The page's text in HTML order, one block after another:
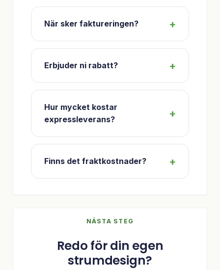
När sker faktureringen?
Erbjuder ni rabatt?
Hur mycket kostar
expressleverans?
Finns det fraktkostnader?
NÄSTA STEG
Redo för din egen
strumdesign?